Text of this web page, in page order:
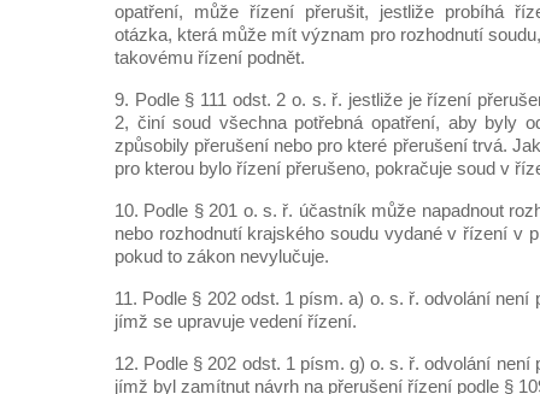
opatření, může řízení přerušit, jestliže probíhá
otázka, která může mít význam pro rozhodnutí
takovému řízení podnět.
9. Podle § 111 odst. 2 o. s. ř. jestliže je řízení
2, činí soud všechna potřebná opatření, aby byly
způsobily přerušení nebo pro které přerušení trvá.
pro kterou bylo řízení přerušeno, pokračuje soud v
10. Podle § 201 o. s. ř. účastník může napadnout
nebo rozhodnutí krajského soudu vydané v řízení v
pokud to zákon nevylučuje.
11. Podle § 202 odst. 1 písm. a) o. s. ř. odvolání není
jímž se upravuje vedení řízení.
12. Podle § 202 odst. 1 písm. g) o. s. ř. odvolání není
jímž byl zamítnut návrh na přerušení řízení podle §